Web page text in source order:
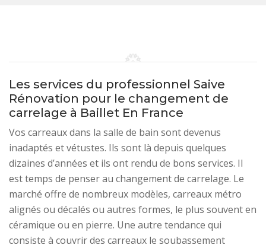
Les services du professionnel Saive
Rénovation pour le changement de
carrelage à Baillet En France
Vos carreaux dans la salle de bain sont devenus
inadaptés et vétustes. Ils sont là depuis quelques
dizaines d’années et ils ont rendu de bons services. Il
est temps de penser au changement de carrelage. Le
marché offre de nombreux modèles, carreaux métro
alignés ou décalés ou autres formes, le plus souvent en
céramique ou en pierre. Une autre tendance qui
consiste à couvrir des carreaux le soubassement